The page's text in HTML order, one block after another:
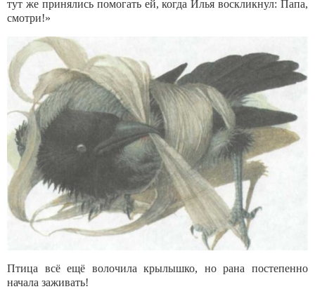
тут же принялись помогать ей, когда Илья воскликнул: Папа,
смотри!»
Птица всё ещё волочила крылышко, но рана постепенно
начала заживать!